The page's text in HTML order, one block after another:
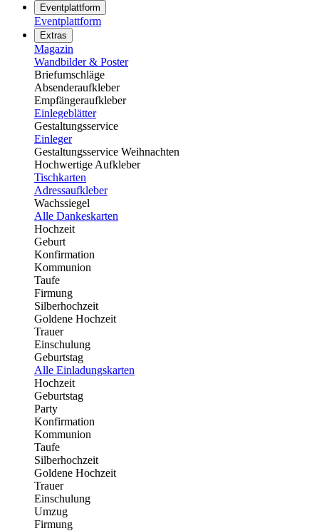
Eventplattform
Eventplattform
Extras
Magazin
Wandbilder & Poster
Briefumschläge
Absenderaufkleber
Empfängeraufkleber
Einlegeblätter
Gestaltungsservice
Einleger
Gestaltungsservice Weihnachten
Hochwertige Aufkleber
Tischkarten
Adressaufkleber
Wachssiegel
Alle Dankeskarten
Hochzeit
Geburt
Konfirmation
Kommunion
Taufe
Firmung
Silberhochzeit
Goldene Hochzeit
Trauer
Einschulung
Geburtstag
Alle Einladungskarten
Hochzeit
Geburtstag
Party
Konfirmation
Kommunion
Taufe
Silberhochzeit
Goldene Hochzeit
Trauer
Einschulung
Umzug
Firmung